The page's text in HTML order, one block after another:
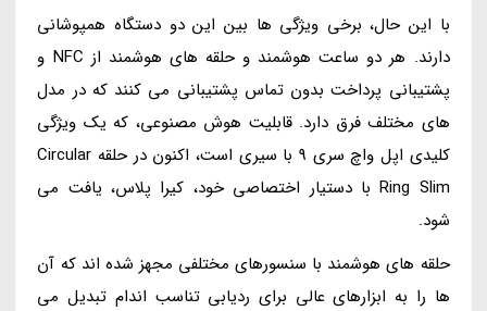
با این حال، برخی ویژگی ها بین این دو دستگاه همپوشانی
دارند. هر دو ساعت هوشمند و حلقه های هوشمند از NFC و
پشتیبانی پرداخت بدون تماس پشتیبانی می کنند که در مدل
های مختلف فرق دارد. قابلیت هوش مصنوعی، که یک ویژگی
کلیدی اپل واچ سری 9 با سیری است، اکنون در حلقه Circular
Ring Slim با دستیار اختصاصی خود، کیرا پلاس، یافت می
شود.
حلقه های هوشمند با سنسورهای مختلفی مجهز شده اند که آن
ها را به ابزارهای عالی برای ردیابی تناسب اندام تبدیل می